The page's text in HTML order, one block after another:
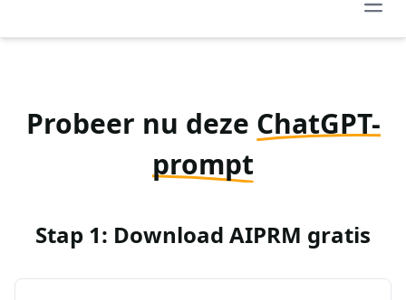
Probeer nu deze ChatGPT-
prompt
Stap 1: Download AIPRM gratis